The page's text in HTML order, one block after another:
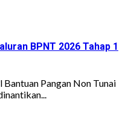
BPNT 2026 Tahap 1
Pangan Non Tunai